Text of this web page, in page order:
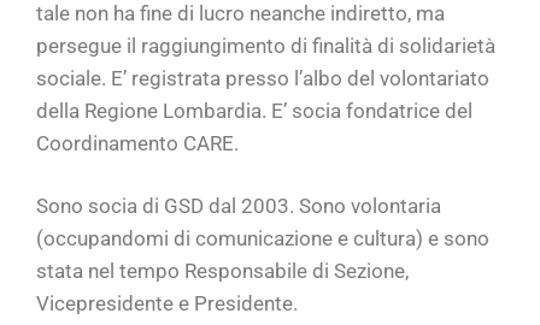
tale non ha fine di lucro neanche indiretto, ma
persegue il raggiungimento di finalità di solidarietà
sociale. E’ registrata presso l’albo del volontariato
della Regione Lombardia. E’ socia fondatrice del
Coordinamento CARE.
Sono socia di GSD dal 2003. Sono volontaria
(occupandomi di comunicazione e cultura) e sono
stata nel tempo Responsabile di Sezione,
Vicepresidente e Presidente.